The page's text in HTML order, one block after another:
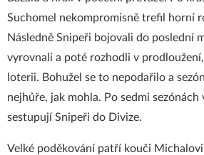
Suchomel nekompromisně trefil horní
Následně Snipeři bojovali do poslední
vyrovnali a poté rozhodli v
loterii. Bohužel se to nepodařilo a
nejhůře, jak mohla. Po sedmi sezónách
sestupují Snipeři do Divize.
Velké poděkování patří kouči